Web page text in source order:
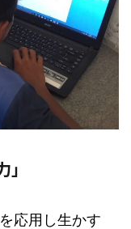
応用し生かす